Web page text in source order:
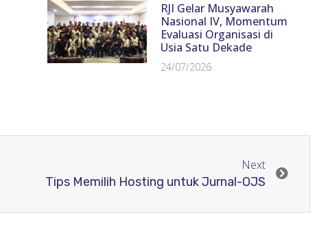
RJI Gelar Musyawarah
Nasional IV, Momentum
Evaluasi Organisasi di
Usia Satu Dekade
24/07/2026
Next
Tips Memilih Hosting untuk Jurnal-OJS